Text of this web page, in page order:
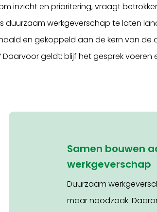
inzicht en prioritering, vraagt
duurzaam werkgeverschap te laten
en gekoppeld aan de kern van de
Daarvoor geldt: blijf het gesprek
Samen bouwen
werkgeverschap
Duurzaam
maar noodzaak.